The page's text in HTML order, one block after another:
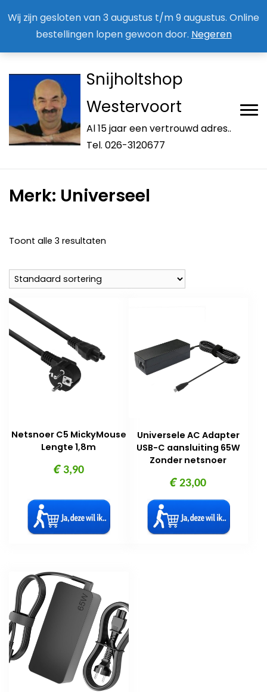
Wij zijn gesloten van 3 augustus t/m 9 augustus. Online
bestellingen lopen gewoon door. Negeren
Snijholtshop
Westervoort
Al 15 jaar een vertrouwd adres..
Tel. 026-3120677
Merk: Universeel
Toont alle 3 resultaten
Netsnoer C5 MickyMouse
Lengte 1,8m
€3,90
Universele AC Adapter
USB-C aansluiting 65W
Zonder netsnoer
€23,00